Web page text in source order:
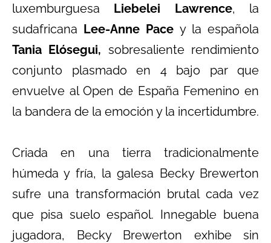
luxemburguesa Liebelei Lawrence, la
sudafricana Lee-Anne Pace y la española
Tania Elósegui, sobresaliente rendimiento
conjunto plasmado en 4 bajo par que
envuelve al Open de España Femenino en
la bandera de la emoción y la incertidumbre.
Criada en una tierra tradicionalmente
húmeda y fría, la galesa Becky Brewerton
sufre una transformación brutal cada vez
que pisa suelo español. Innegable buena
jugadora, Becky Brewerton exhibe sin